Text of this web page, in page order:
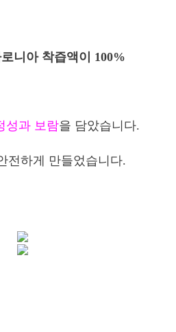
니아 착즙액이 100%
성과 보람을 담았습니다.
전하게 만들었습니다.